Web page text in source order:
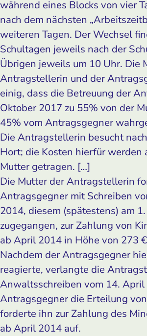
während eines Blocks von vier
nach dem nächsten
weiteren Tagen. Der Wechsel
Schultagen jeweils nach der
Übrigen jeweils um 10 Uhr. Die
Antragstellerin und der
einig, dass die Betreuung der
Oktober 2017 zu 55% von der
45% vom Antragsgegner
Die Antragstellerin besucht
Hort; die Kosten hierfür werden
Mutter getragen. […]
Die Mutter der Antragstellerin
Antragsgegner mit Schreiben
2014, diesem (spätestens) am
zugegangen, zur Zahlung von
ab April 2014 in Höhe von 273
Nachdem der Antragsgegner
reagierte, verlangte die
Anwaltsschreiben vom 14. April
Antragsgegner die Erteilung
forderte ihn zur Zahlung des
ab April 2014 auf.